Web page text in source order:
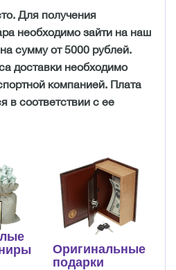
Для получения
необходимо зайти на наш
сумму от 5000 рублей.
доставки необходимо
компанией. Плата
в соответствии с ее
Оригинальные
подарки